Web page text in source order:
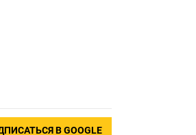
В GOOGLE